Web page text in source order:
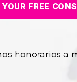
FREE
honorarios a